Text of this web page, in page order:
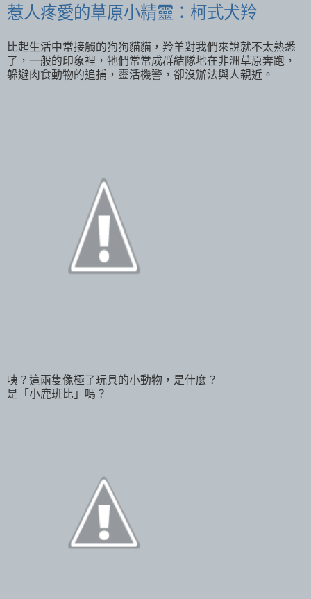
惹人疼愛的草原小精靈：柯式犬羚
比起生活中常接觸的狗狗貓貓，羚羊對我們來說就不太熟悉
了，一般的印象裡，牠們常常成群結隊地在非洲草原奔跑，
躲避肉食動物的追捕，靈活機警，卻沒辦法與人親近。
咦？這兩隻像極了玩具的小動物，是什麼？
是「小鹿班比」嗎？